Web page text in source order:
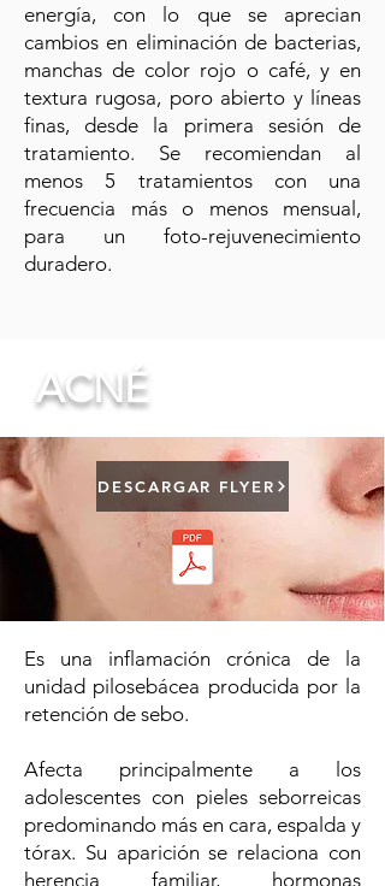
energía, con lo que se aprecian
cambios en eliminación de bacterias,
manchas de color rojo o café, y en
textura rugosa, poro abierto y líneas
finas, desde la primera sesión de
tratamiento. Se recomiendan al
menos 5 tratamientos con una
frecuencia más o menos mensual,
para un foto-rejuvenecimiento
duradero.
ACNÉ
DESCARGAR FLYER
Es una inflamación crónica de la
unidad pilosebácea producida por la
retención de sebo.
Afecta principalmente a los
adolescentes con pieles seborreicas
predominando más en cara, espalda y
tórax. Su aparición se relaciona con
herencia familiar, hormonas